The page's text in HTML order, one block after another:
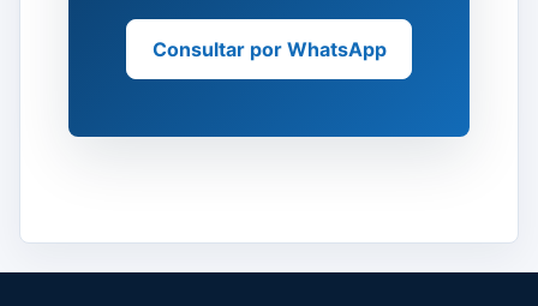
Consultar por WhatsApp